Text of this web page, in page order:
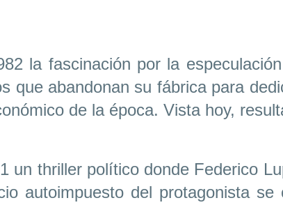
la fascinación por la
que abandonan su fábrica para
de la época. Vista hoy,
un thriller político donde Federico
autoimpuesto del protagonista